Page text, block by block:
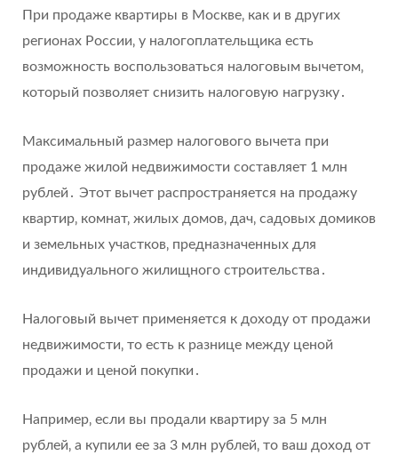
При продаже квартиры в Москве‚ как и в других
регионах России‚ у налогоплательщика есть
возможность воспользоваться налоговым вычетом‚
который позволяет снизить налоговую нагрузку․
Максимальный размер налогового вычета при
продаже жилой недвижимости составляет 1 млн
рублей․ Этот вычет распространяется на продажу
квартир‚ комнат‚ жилых домов‚ дач‚ садовых домиков
и земельных участков‚ предназначенных для
индивидуального жилищного строительства․
Налоговый вычет применяется к доходу от продажи
недвижимости‚ то есть к разнице между ценой
продажи и ценой покупки․
Например‚ если вы продали квартиру за 5 млн
рублей‚ а купили ее за 3 млн рублей‚ то ваш доход от